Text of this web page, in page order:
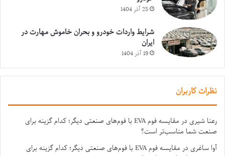
25 آذر 1404
شرایط واردات خودرو و بحران خاموش مهارت در
ایران
19 آذر 1404
نظرات کاربران
رعنا شیری در
مقایسه فوم EVA با فوم‌های صنعتی دیگر؛ کدام گزینه برای
صنعت شما مناسب‌تر است؟
آوا ساغری در
مقایسه فوم EVA با فوم‌های صنعتی دیگر؛ کدام گزینه برای